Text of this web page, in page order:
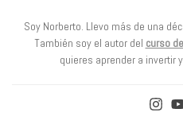
Soy Norberto. Llevo más de una
También soy el autor del curso
quieres aprender a invertir